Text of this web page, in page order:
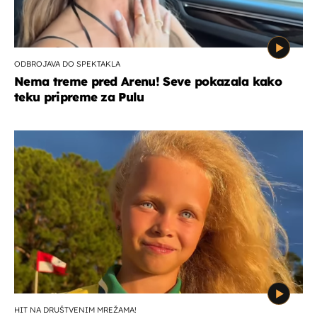
ODBROJAVA DO SPEKTAKLA
Nema treme pred Arenu! Seve pokazala kako
teku pripreme za Pulu
HIT NA DRUŠTVENIM MREŽAMA!